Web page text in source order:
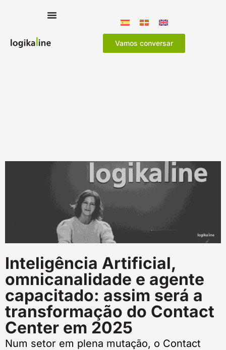
Vamos conversar
Inteligência Artificial,
omnicanalidade e agente
capacitado: assim será a
transformação do Contact
Center em 2025
Num setor em plena mutação, o Contact